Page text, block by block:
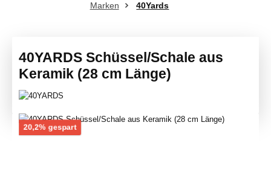
Marken 40Yards
40YARDS Schüssel/Schale aus
Keramik (28 cm Länge)
Bildergalerie überspringen
20,2% gespartRabatt